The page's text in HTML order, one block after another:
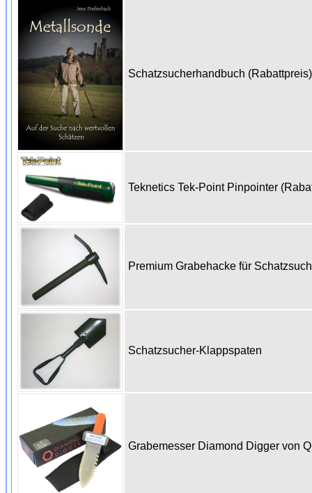
Schatzsucherhandbuch
Teknetics Tek-Point Pinpointer
Premium Grabehacke für
Schatzsucher-Klappspaten
Grabemesser Diamond Digger von